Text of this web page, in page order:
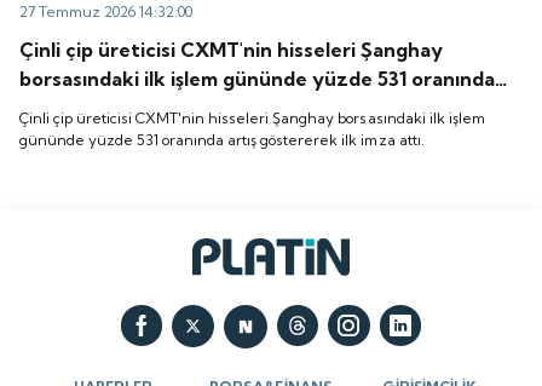
27 Temmuz 2026 14:32:00
Çinli çip üreticisi CXMT'nin hisseleri Şanghay
borsasındaki ilk işlem gününde yüzde 531 oranında
artış göstererek ilk imza attı.
Çinli çip üreticisi CXMT'nin hisseleri Şanghay borsasındaki ilk işlem
gününde yüzde 531 oranında artış göstererek ilk imza attı.